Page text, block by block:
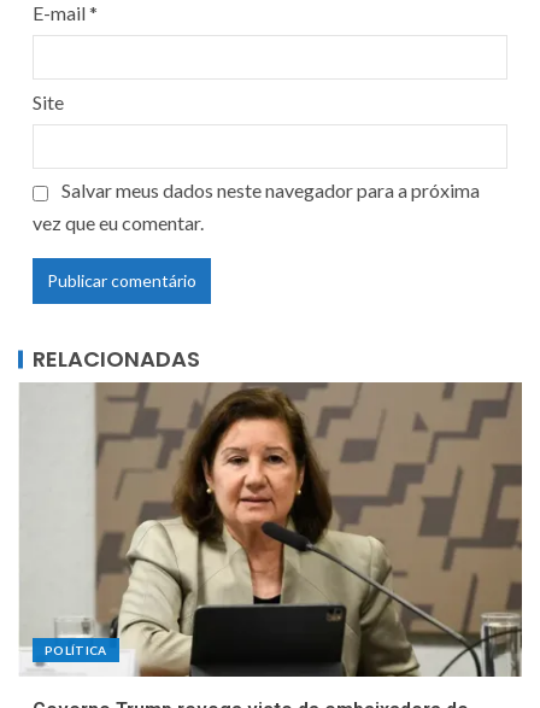
E-mail*
Site
Salvar meus dados neste navegador para a próxima
vez que eu comentar.
RELACIONADAS
POLÍTICA